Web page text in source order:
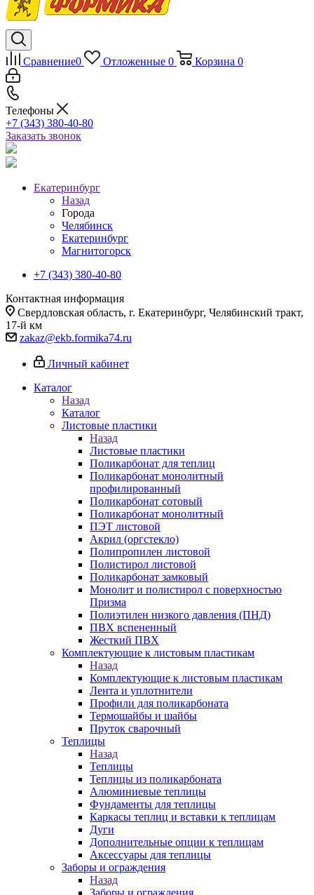
Сравнение0 Отложенные 0 Корзина 0
Телефоны
+7 (343) 380-40-80
Заказать звонок
Екатеринбург
Назад
Города
Челябинск
Екатеринбург
Магнитогорск
+7 (343) 380-40-80
Контактная информация
Свердловская область, г. Екатеринбург, Челябинский тракт,
17-й км
zakaz@ekb.formika74.ru
Личный кабинет
Каталог
Назад
Каталог
Листовые пластики
Назад
Листовые пластики
Поликарбонат для теплиц
Поликарбонат монолитный
профилированный
Поликарбонат сотовый
Поликарбонат монолитный
ПЭТ листовой
Акрил (оргстекло)
Полипропилен листовой
Полистирол листовой
Поликарбонат замковый
Монолит и полистирол с поверхностью
Призма
Полиэтилен низкого давления (ПНД)
ПВХ вспененный
Жесткий ПВХ
Комплектующие к листовым пластикам
Назад
Комплектующие к листовым пластикам
Лента и уплотнители
Профили для поликарбоната
Термошайбы и шайбы
Пруток сварочный
Теплицы
Назад
Теплицы
Теплицы из поликарбоната
Алюминиевые теплицы
Фундаменты для теплицы
Каркасы теплиц и вставки к теплицам
Дуги
Дополнительные опции к теплицам
Аксессуары для теплицы
Заборы и ограждения
Назад
Заборы и ограждения